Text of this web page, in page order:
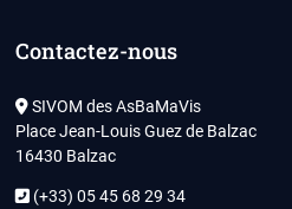
Contactez-nous
SIVOM des AsBaMaVis
Place Jean-Louis Guez de Balzac
16430 Balzac
(+33) 05 45 68 29 34